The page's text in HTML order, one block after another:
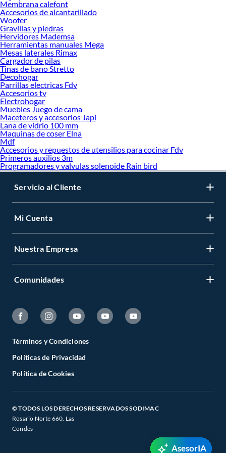
Membrana calefont
Accesorios de alcantarillado
Woofer
Gravillas y piedras
Hervidores Mademsa
Herramientas manuales Mega
Mesas laterales Rimax
Cargador de pilas
Tinas de bano Stretto
Decohogar
Parrillas electricas Fdv
Accesorios tv
Electrohogar
Muebles Juego de cama
Maceteros y accesorios Japi
Lana de vidrio 100 mm
Maquinas de coser Elna
Mdf
Accesorios y repuestos de utensilios para cocinar Fdv
Primeros auxilios 3m
Programadores y valvulas solenoide Rain bird
Servicio al Cliente
Mi Cuenta
Nuestra Empresa
Comunidades
Términos y Condiciones
Políticas de Privacidad
Política de Cookies
© TODOS LOS DERECHOS RESERVADOS SODIMAC
Rosario Norte 660. Las
Condes
AsesorIA